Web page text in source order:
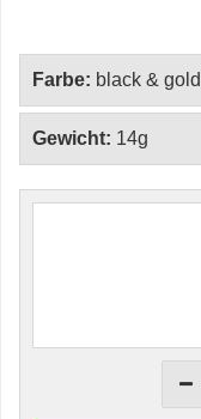
Farbe: black & gold
Gewicht: 14g